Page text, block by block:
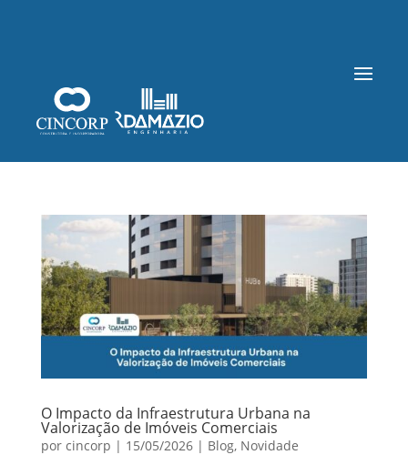
O Impacto da Infraestrutura Urbana na
Valorização de Imóveis Comerciais
por cincorp | 15/05/2026| Blog, Novidade